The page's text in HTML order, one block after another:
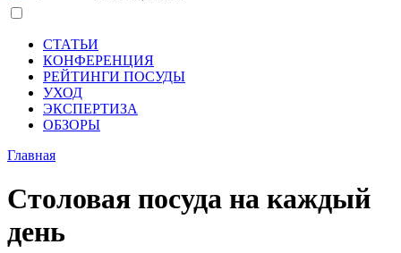
СТАТЬИ
КОНФЕРЕНЦИЯ
РЕЙТИНГИ ПОСУДЫ
УХОД
ЭКСПЕРТИЗА
ОБЗОРЫ
Главная
Столовая посуда на каждый
день